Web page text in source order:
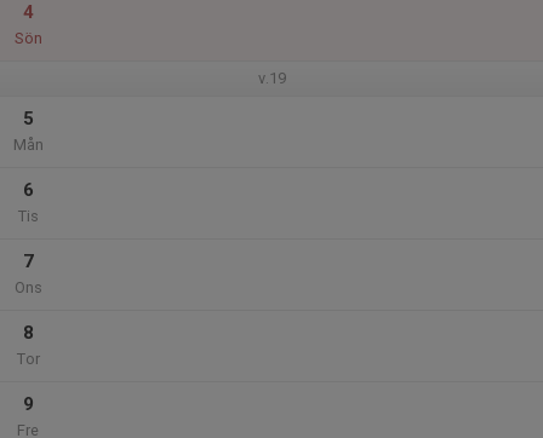
4
Sön
v.19
5
Mån
6
Tis
7
Ons
8
Tor
9
Fre